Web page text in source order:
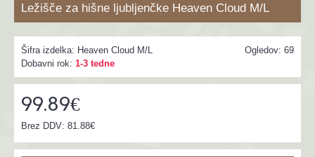
Ležišče za hišne ljubljenčke Heaven Cloud M/L
Ogledov: 69
Šifra izdelka: Heaven Cloud M/L
Dobavni rok: 1-3 tedne
99.89€
Brez DDV: 81.88€